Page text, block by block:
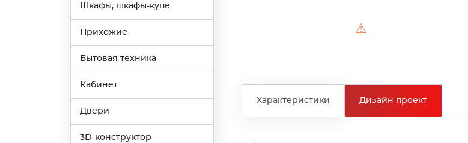
Шкафы, шкафы-купе
Прихожие
Бытовая техника
Кабинет
Двери
3D-конструктор
⚠
Характеристики Дизайн проект